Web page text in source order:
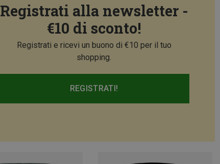
Registrati alla newsletter -
€10 di sconto!
Registrati e ricevi un buono di €10 per il tuo
shopping.
REGISTRATI!